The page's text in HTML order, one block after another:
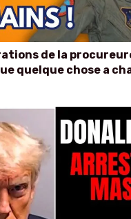
de la
quelque chose a